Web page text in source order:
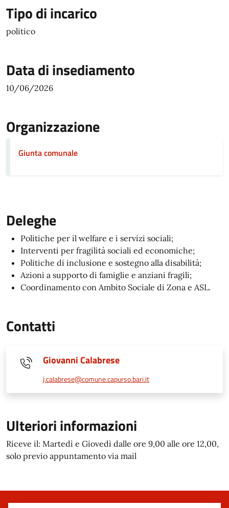
Tipo di incarico
politico
Data di insediamento
10/06/2026
Organizzazione
Giunta comunale
Deleghe
Politiche per il welfare e i servizi sociali;
Interventi per fragilità sociali ed economiche;
Politiche di inclusione e sostegno alla disabilità;
Azioni a supporto di famiglie e anziani fragili;
Coordinamento con Ambito Sociale di Zona e ASL.
Contatti
Giovanni Calabrese
j.calabrese@comune.capurso.bari.it
Ulteriori informazioni
Riceve il: Martedì e Giovedì dalle ore 9,00 alle ore 12,00,
solo previo appuntamento via mail